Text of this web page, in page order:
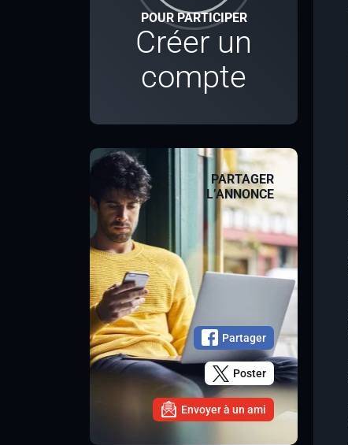
POUR PARTICIPER
Créer un
compte
PARTAGER
L’ANNONCE
Partager
Poster
Envoyer à un ami